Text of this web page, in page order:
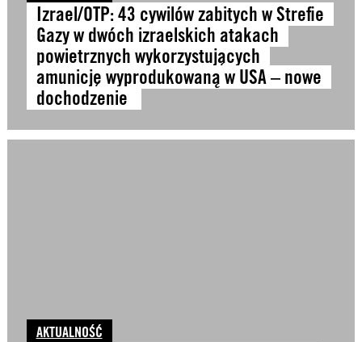
Izrael/OTP: 43 cywilów zabitych w Strefie
Gazy w dwóch izraelskich atakach
powietrznych wykorzystujących
amunicję wyprodukowaną w USA – nowe
dochodzenie
AKTUALNOŚĆ